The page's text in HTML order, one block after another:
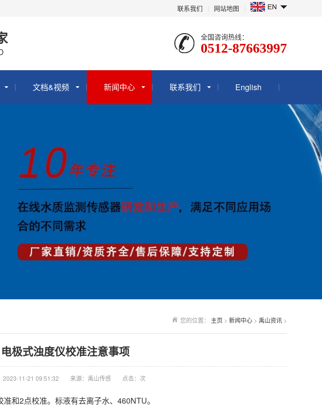
联系我们 网站地图
全国咨询热线：
0512-87663997
文档&视频 新闻中心 联系我们 English
您的位置： 主页 > 新闻中心 > 禹山资讯 >
电极式浊度仪校准注意事项
2023-11-21 09:51:32 来源：禹山传感 点击： 次
和2点校准。标液有去离子水、460NTU。